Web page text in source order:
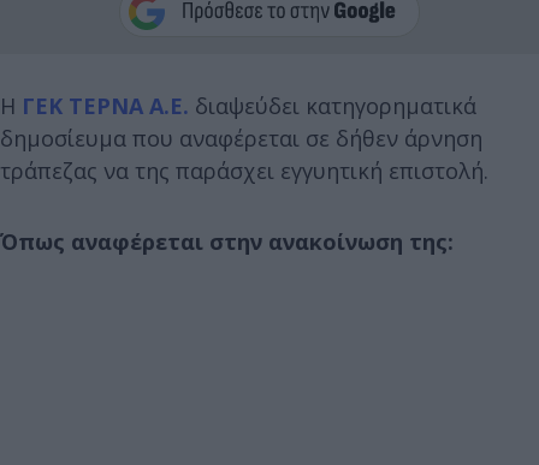
Η ΓΕΚ ΤΕΡΝΑ Α.Ε. διαψεύδει κατηγορηματικά
δημοσίευμα που αναφέρεται σε δήθεν άρνηση
τράπεζας να της παράσχει εγγυητική επιστολή.
Όπως αναφέρεται στην ανακοίνωση της: